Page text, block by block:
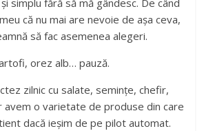
simplu fără să mă gândesc. De când
că nu mai are nevoie de așa ceva,
să fac asemenea alegeri.
orez alb… pauză.
zilnic cu salate, semințe, chefir,
avem o varietate de produse din care
dacă ieșim de pe pilot automat.